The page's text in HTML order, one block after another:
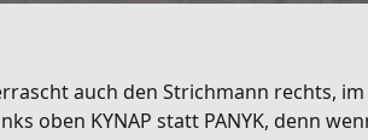
auch den Strichmann rechts,
oben KYNAP statt PANYK, denn